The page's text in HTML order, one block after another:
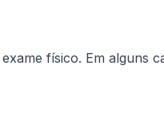
físico. Em alguns